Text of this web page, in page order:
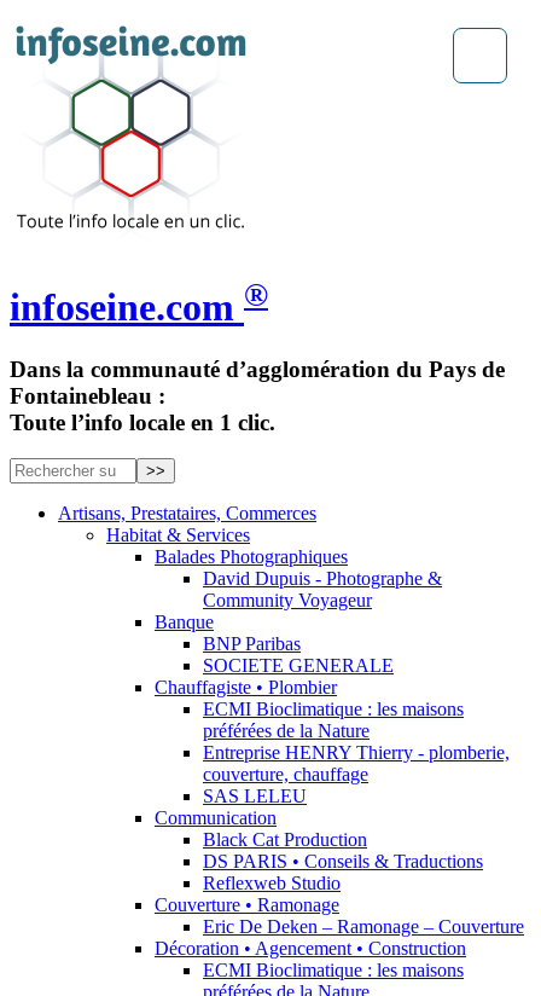
infoseine.com ®
Dans la communauté d’agglomération du Pays de
Fontainebleau :
Toute l’info locale en 1 clic.
Artisans, Prestataires, Commerces
Habitat & Services
Balades Photographiques
David Dupuis - Photographe &
Community Voyageur
Banque
BNP Paribas
SOCIETE GENERALE
Chauffagiste • Plombier
ECMI Bioclimatique : les maisons
préférées de la Nature
Entreprise HENRY Thierry - plomberie,
couverture, chauffage
SAS LELEU
Communication
Black Cat Production
DS PARIS • Conseils & Traductions
Reflexweb Studio
Couverture • Ramonage
Eric De Deken – Ramonage – Couverture
Décoration • Agencement • Construction
ECMI Bioclimatique : les maisons